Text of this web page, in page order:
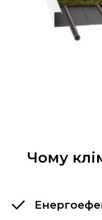
Чому